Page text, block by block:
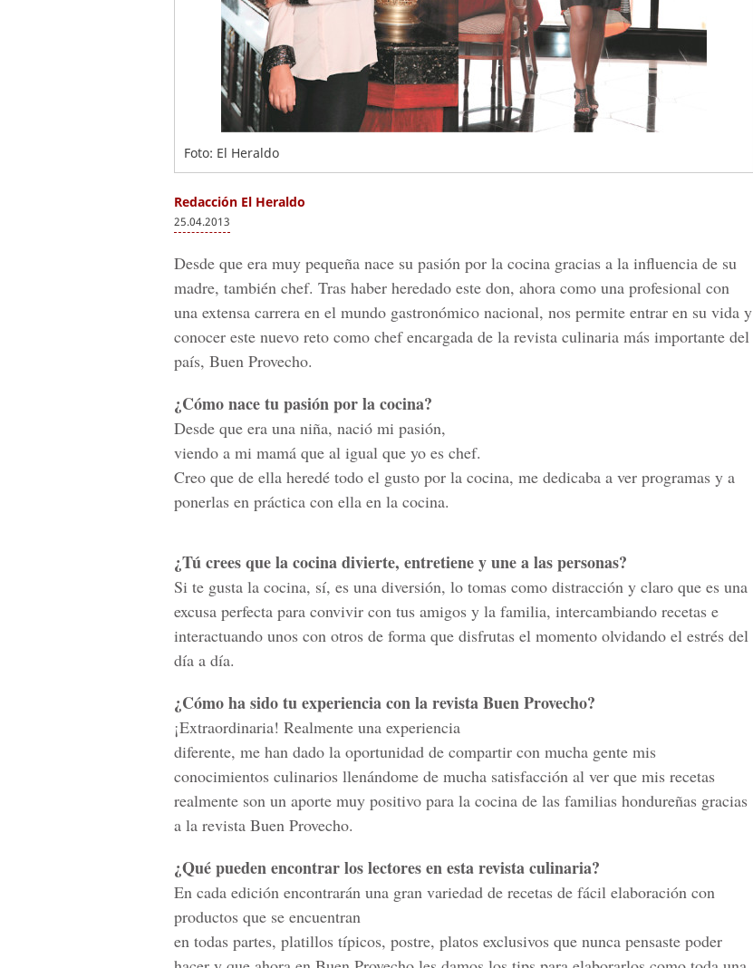
Foto: El Heraldo
Redacción El Heraldo
25.04.2013
Desde que era muy pequeña nace su pasión por la cocina gracias a la influencia de su
madre, también chef. Tras haber heredado este don, ahora como una profesional con
una extensa carrera en el mundo gastronómico nacional, nos permite entrar en su vida y
conocer este nuevo reto como chef encargada de la revista culinaria más importante del
país, Buen Provecho.
¿Cómo nace tu pasión por la cocina?
Desde que era una niña, nació mi pasión,
viendo a mi mamá que al igual que yo es chef.
Creo que de ella heredé todo el gusto por la cocina, me dedicaba a ver programas y a
ponerlas en práctica con ella en la cocina.
¿Tú crees que la cocina divierte, entretiene y une a las personas?
Si te gusta la cocina, sí, es una diversión, lo tomas como distracción y claro que es una
excusa perfecta para convivir con tus amigos y la familia, intercambiando recetas e
interactuando unos con otros de forma que disfrutas el momento olvidando el estrés del
día a día.
¿Cómo ha sido tu experiencia con la revista Buen Provecho?
¡Extraordinaria! Realmente una experiencia
diferente, me han dado la oportunidad de compartir con mucha gente mis
conocimientos culinarios llenándome de mucha satisfacción al ver que mis recetas
realmente son un aporte muy positivo para la cocina de las familias hondureñas gracias
a la revista Buen Provecho.
¿Qué pueden encontrar los lectores en esta revista culinaria?
En cada edición encontrarán una gran variedad de recetas de fácil elaboración con
productos que se encuentran
en todas partes, platillos típicos, postre, platos exclusivos que nunca pensaste poder